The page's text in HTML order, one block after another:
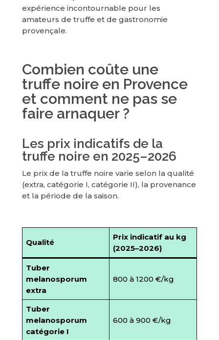
expérience incontournable pour les
amateurs de truffe et de gastronomie
provençale.
Combien coûte une
truffe noire en Provence
et comment ne pas se
faire arnaquer ?
Les prix indicatifs de la
truffe noire en 2025–2026
Le prix de la truffe noire varie selon la qualité
(extra, catégorie I, catégorie II), la provenance
et la période de la saison.
Qualité
Prix indicatif au kg
(2025–2026)
Tuber
melanosporum
extra
800 à 1200 €/kg
Tuber
melanosporum
catégorie I
600 à 900 €/kg